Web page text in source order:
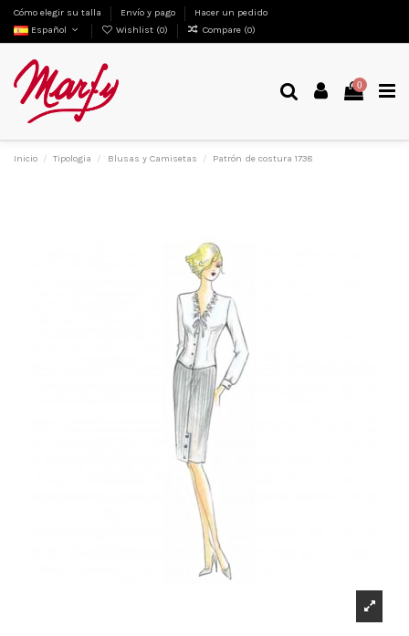
Cómo elegir su talla Envío y pago
Hacer un pedido
Español
Wishlist (0) Compare (0)
0
Inicio Tipologia Blusas y Camisetas Patrón de costura 1738